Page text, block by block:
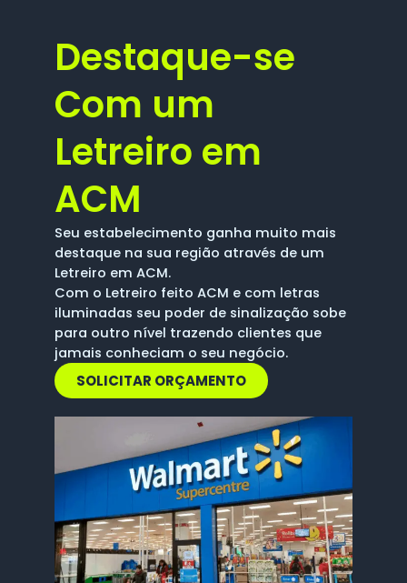
Destaque-se
Com um
Letreiro em
ACM
Seu estabelecimento ganha muito mais
destaque na sua região através de um
Letreiro em ACM.
Com o Letreiro feito ACM e com letras
iluminadas seu poder de sinalização sobe
para outro nível trazendo clientes que
jamais conheciam o seu negócio.
SOLICITAR ORÇAMENTO